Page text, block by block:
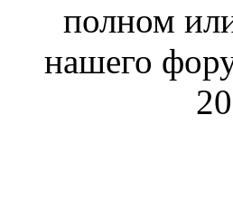
полном
нашего